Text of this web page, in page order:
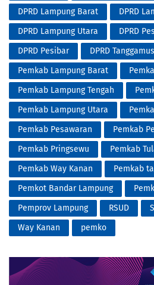
DPRD Lampung Barat
DPRD
DPRD Lampung Utara
DPRD
DPRD Pesibar
DPRD Tanggamus
Pemkab Lampung Barat
Pemkab Lampung Tengah
Pemkab Lampung Utara
Pemkab Pesawaran
Pemkab
Pemkab Pringsewu
Pemkab
Pemkab Way Kanan
Pemkab
Pemkot Bandar Lampung
Pemprov Lampung
RSUD
Way Kanan
pemko